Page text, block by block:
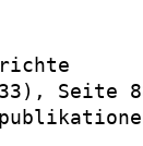
Seite